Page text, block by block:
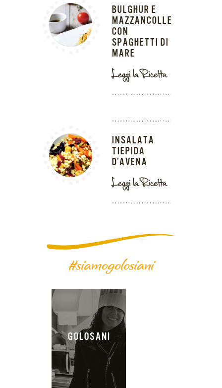
BULGHUR E
MAZZANCOLLE
CON
SPAGHETTI DI
MARE
Leggi la Ricetta
INSALATA
TIEPIDA
D’AVENA
Leggi la Ricetta
#siamogolosiani
GOLOSANI